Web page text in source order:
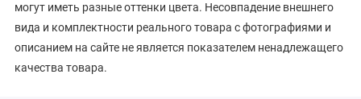
могут иметь разные оттенки цвета. Несовпадение внешнего
вида и комплектности реального товара с фотографиями и
описанием на сайте не является показателем ненадлежащего
качества товара.